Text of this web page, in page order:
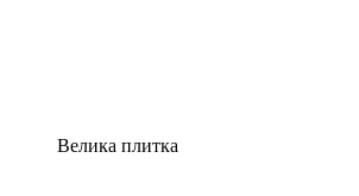
Велика плитка